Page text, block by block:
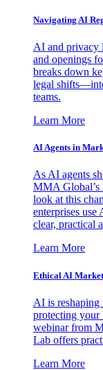
Navigating AI
AI and privacy
and openings
breaks down
legal
teams.
Learn More
AI Agents in
As AI agents
MMA Global’s
look at this
enterprises
clear, practical
Learn More
Ethical AI
AI is reshaping
protecting your
webinar from
Lab offers
Learn More